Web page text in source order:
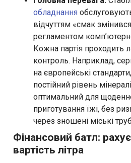
обладнання
відчуттям «смак
регламентом
Кожна партія проходить
контроль. Наприклад,
на європейські
постійний рівень
оптимальний для
приготування їжі, без
через зношені міські
Фінансовий батл:
вартість літра